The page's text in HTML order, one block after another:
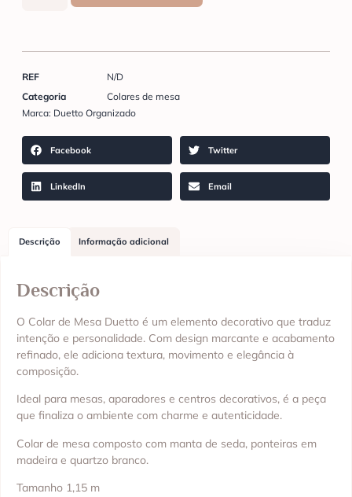
REF
N/D
Categoria
Colares de mesa
Marca: Duetto Organizado
Facebook Twitter
LinkedIn Email
Descrição Informação adicional
Descrição
O Colar de Mesa Duetto é um elemento decorativo que traduz
intenção e personalidade. Com design marcante e acabamento
refinado, ele adiciona textura, movimento e elegância à
composição.
Ideal para mesas, aparadores e centros decorativos, é a peça
que finaliza o ambiente com charme e autenticidade.
Colar de mesa composto com manta de seda, ponteiras em
madeira e quartzo branco.
Tamanho 1,15 m